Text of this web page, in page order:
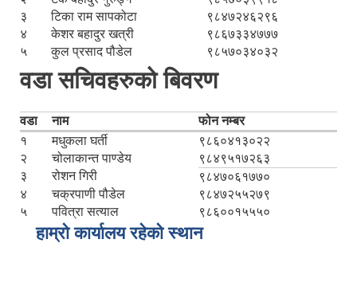
३
टिका राम सापकोटा
९८४७२४६२९६
४
केशर बहादुर खत्री
९८६७३३४७७७
५
कुल प्रसाद पौडेल ९८५७०३४०३२
वडा सचिवहरुको बिवरण
वडा नाम
फोन नम्बर
१
मधुकला घर्ती
९८६०४१३०२२
२
चोलाकान्त पाण्डेय
९८४९५१७२६३
३
रोशन गिरी
९८४७०६१७७०
४
चक्रपाणी पौडेल
९८४७२५५२७९
५
पवित्रा सत्याल ९८६००१५५५०
हाम्रो कार्यालय रहेको स्थान